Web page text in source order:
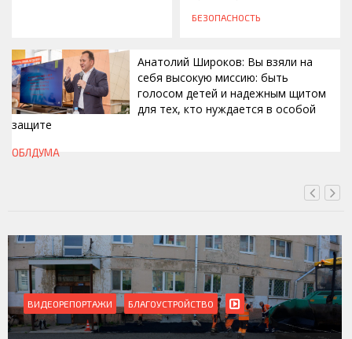
БЕЗОПАСНОСТЬ
Анатолий Широков: Вы взяли на
себя высокую миссию: быть
голосом детей и надежным щитом
для тех, кто нуждается в особой
защите
ОБЛДУМА
ВИДЕОРЕПОРТАЖИ